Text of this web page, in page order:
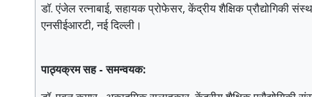
डॉ. एंजेल रत्नाबाई, सहायक प्रोफेसर, केंद्रीय शैक्षिक प्रौद्योगिकी
एनसीईआरटी, नई दिल्ली।
पाठ्यक्रम सह - समन्वयक: